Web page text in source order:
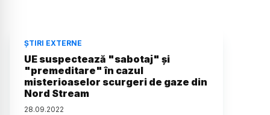
ȘTIRI EXTERNE
UE suspectează "sabotaj" și
"premeditare" în cazul
misterioaselor scurgeri de gaze din
Nord Stream
28.09.2022